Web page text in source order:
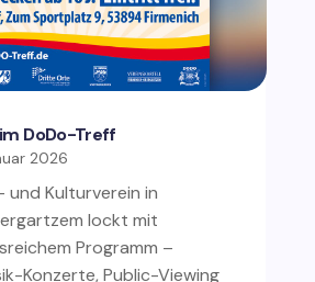
DoDo-Treff
2026
und Kulturverein in
lockt mit
Programm –
Konzerte, Public-Viewing